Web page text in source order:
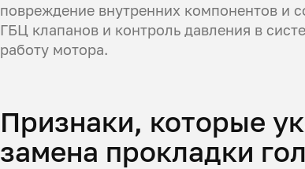
повреждение внутренних компонентов и
ГБЦ клапанов и контроль давления в
работу мотора.
Признаки, которые
замена прокладки